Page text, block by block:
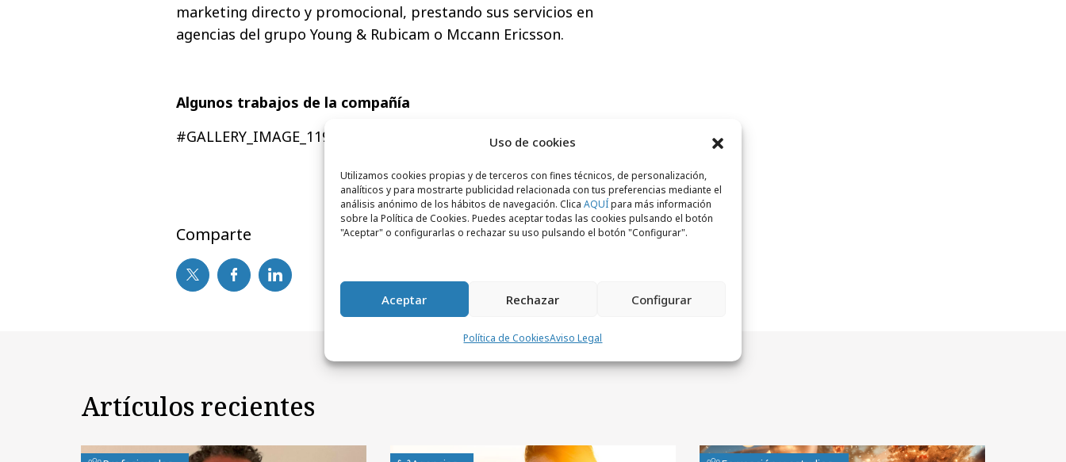
Uso de cookies
Utilizamos cookies propias y de terceros con fines técnicos, de personalización,
analíticos y para mostrarte publicidad relacionada con tus preferencias mediante el
análisis anónimo de los hábitos de navegación. Clica AQUÍpara más información
sobre la Política de Cookies. Puedes aceptar todas las cookies pulsando el botón
"Aceptar" o configurarlas o rechazar su uso pulsando el botón "Configurar".
Aceptar Rechazar Configurar
Política de CookiesAviso Legal
marketing directo y promocional, prestando sus servicios en
agencias del grupo Young & Rubicam o Mccann Ericsson.
Algunos trabajos de la compañía
#GALLERY_IMAGE_1198#
Comparte
Artículos recientes